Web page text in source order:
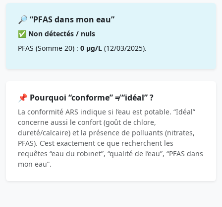
🔎 “PFAS dans mon eau”
✅ Non détectés / nuls
PFAS (Somme 20) : 0 µg/L (12/03/2025).
📌 Pourquoi “conforme” ≠ “idéal” ?
La conformité ARS indique si l’eau est potable. “Idéal”
concerne aussi le confort (goût de chlore,
dureté/calcaire) et la présence de polluants (nitrates,
PFAS). C’est exactement ce que recherchent les
requêtes “eau du robinet”, “qualité de l’eau”, “PFAS dans
mon eau”.